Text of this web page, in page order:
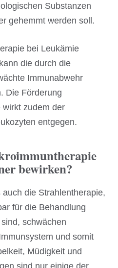
Substanzen
gehemmt werden soll.
bei Leukämie
die durch die
Immunabwehr
Die Förderung
zudem der
entgegen.
bewirken?
die Strahlentherapie,
für die Behandlung
schwächen
und somit
Müdigkeit und
sind nur einige der